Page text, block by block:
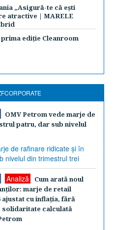
„Asigură-te că ești
atractive | MARELE
ediție Cleanroom
OMV Petrom vede marje de
patru, dar sub nivelul
Analiză
Cum arată noul
marje de retail
ajustat cu inflaţia, fără
solidaritate calculată